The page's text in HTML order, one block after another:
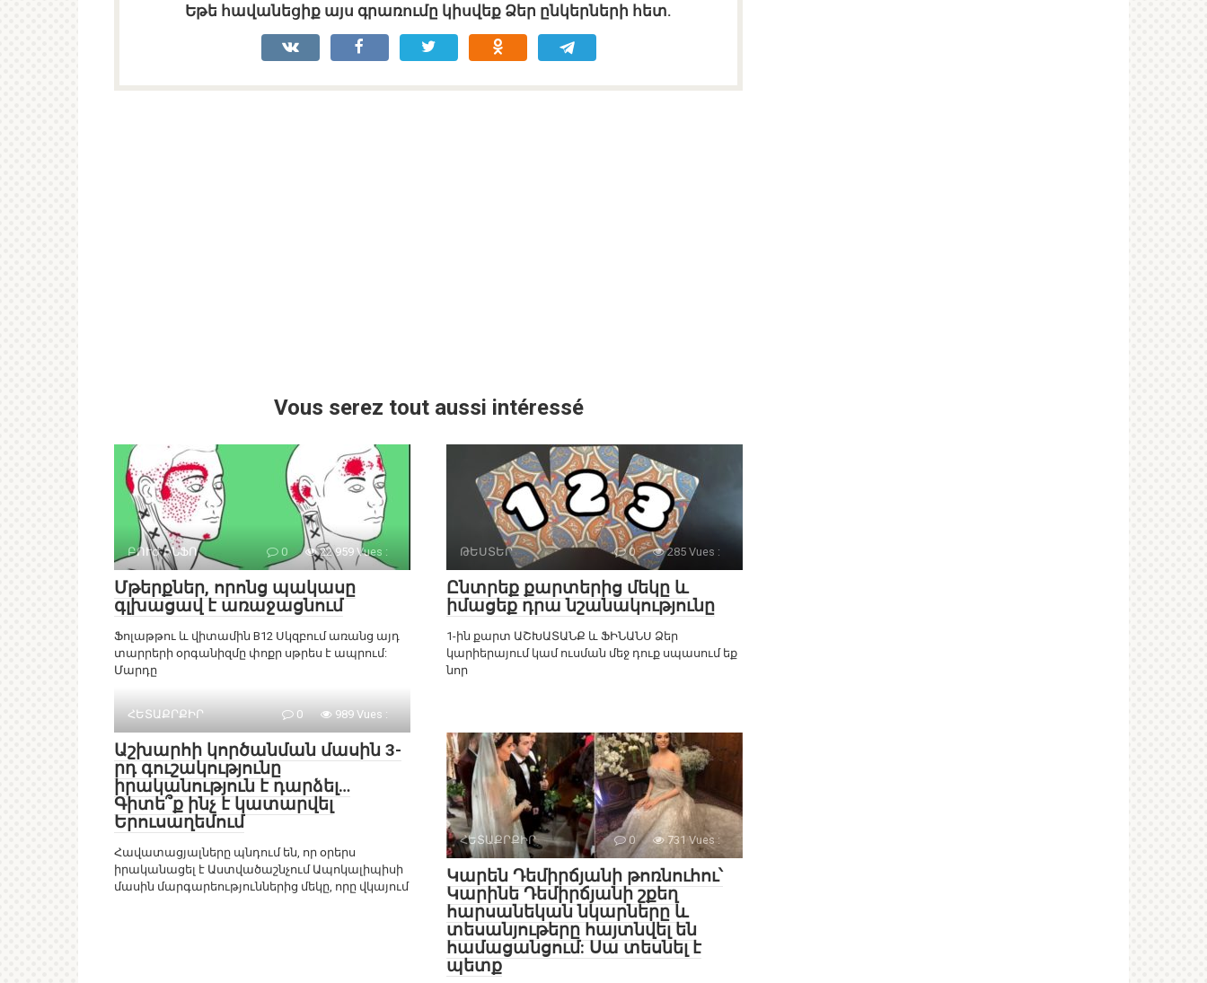
Եթե հավանեցիք այս գրառումը կիսվեք Ձեր ընկերների հետ.
Vous serez tout aussi intéressé
ԲՈՒԺ ԻՆՖՈ 0 22 959 Vues :
Մթերքներ, որոնց պակասը
գլխացավ է առաջացնում
Ֆոլաթթու և վիտամին B12 Սկզբում առանց այդ
տարրերի օրգանիզմը փոքր սթրես է ապրում:
Մարդը
ԹԵՍՏԵՐ 0 285 Vues :
Ընտրեք քարտերից մեկը և
իմացեք դրա նշանակությունը
1-ին քարտ ԱՇԽԱՏԱՆՔ և ՖԻՆԱՆՍ Ձեր
կարիերայում կամ ուսման մեջ դուք սպասում եք
նոր
ՀԵՏԱՔՐՔԻՐ 0 989 Vues :
Աշխարհի կործանման մասին 3-
րդ գուշակությունը
իրականություն է դարձել…
Գիտե՞ք ինչ է կատարվել
Երուսաղեմում
Հավատացյալները պնդում են, որ օրերս
իրականացել է Աստվածաշնչում Ապոկալիպիսի
մասին մարգարեություններից մեկը, որը վկայում
ՀԵՏԱՔՐՔԻՐ 0 731 Vues :
Կարեն Դեմիրճյանի թոռնուհու՝
Կարինե Դեմիրճյանի շքեղ
հարսանեկան նկարները և
տեսանյութերը հայտնվել են
համացանցում: Սա տեսնել է
պետք